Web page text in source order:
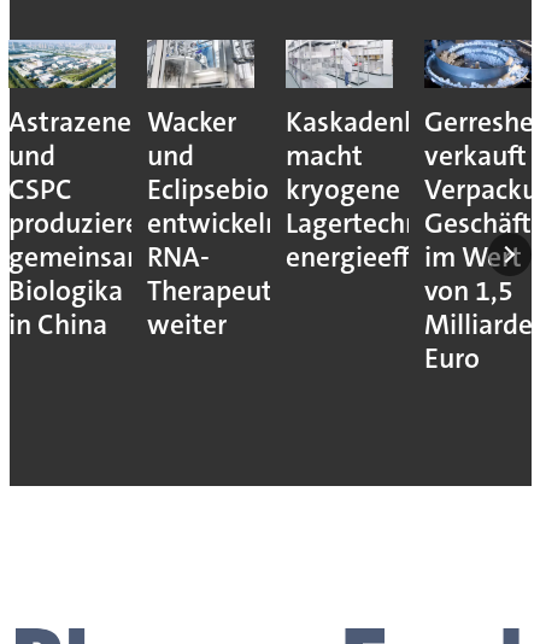
Astrazeneca
und
CSPC
produzieren
gemeinsam
Biologika
in China
Wacker
und
Eclipsebio
entwickeln
RNA-
Therapeutika
weiter
Kaskadenkonzept
macht
kryogene
Lagertechnik
energieeffizienter
verkauft
im Wert
von 1,5
Euro